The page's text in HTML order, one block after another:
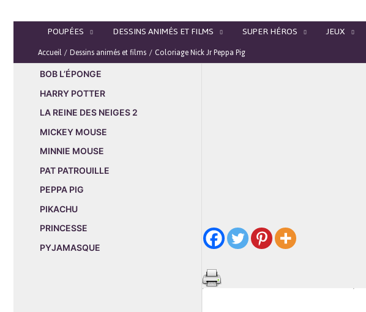
POUPÉES DESSINS ANIMÉS ET FILMS SUPER HÉROS JEUX
Accueil Dessins animés et films Coloriage Nick Jr Peppa Pig
BOB L’ÉPONGE
HARRY POTTER
LA REINE DES NEIGES 2
MICKEY MOUSE
MINNIE MOUSE
PAT PATROUILLE
PEPPA PIG
PIKACHU
PRINCESSE
PYJAMASQUE